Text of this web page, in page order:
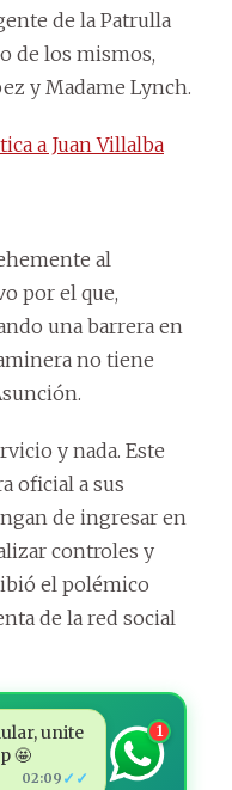
de la Patrulla
de los mismos,
y Madame Lynch.
a Juan Villalba
al
por el que,
una barrera en
no tiene
y nada. Este
oficial a sus
de ingresar en
controles y
el polémico
de la red social
unite
🤩
02:09 ✓✓
1